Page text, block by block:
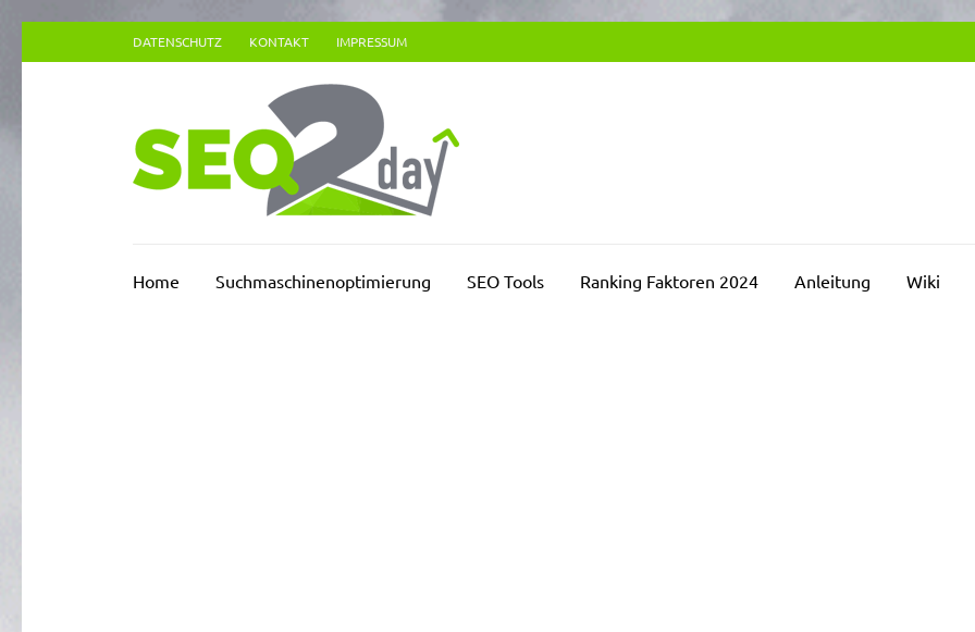
Inhalt
DATENSCHUTZ KONTAKT IMPRESSUM
Home Suchmaschinenoptimierung SEO Tools Ranking Faktoren 2024 Anleitung Wiki